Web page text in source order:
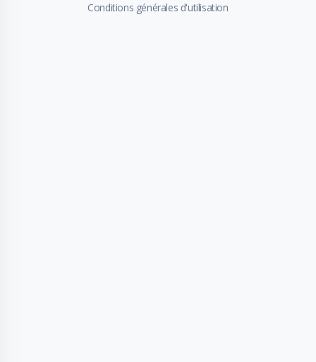
Conditions générales d'utilisation